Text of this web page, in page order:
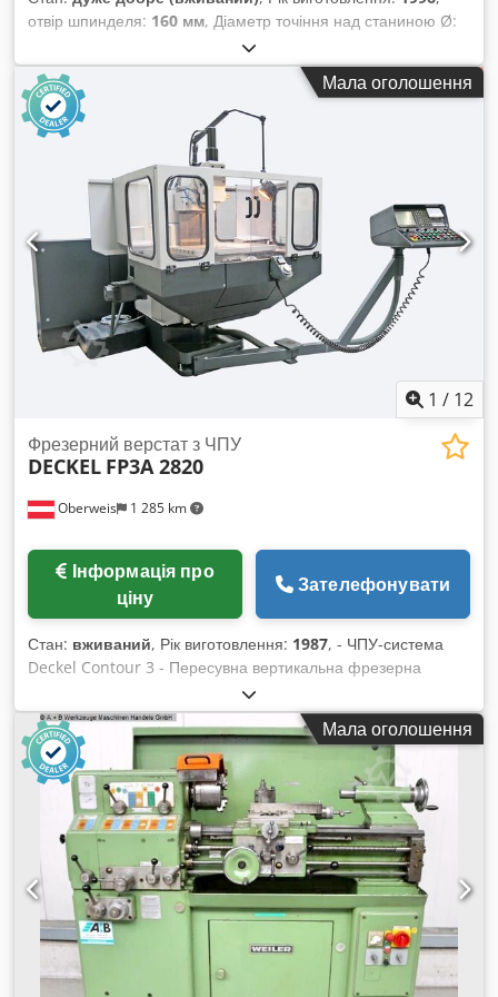
отвір шпинделя: 160 мм, Діаметр точіння над станиною Ø:
1040 мм Діаметр точіння над супортом: 710 мм Діаметр
точіння в приямку Ø: 1580 мм Довжина точіння: 3000/4500
мм Довжина приямка: 1500 мм Отвір шпинделя: 160 мм
Потужність шпинделя: 40 кВт Ширина станини: 800 мм
Конус шпинделя: 6 Mk Вага заготовки: 3500 кг Частота
обертання: 800 об/хв Dsdoxtbf Eepfx Acyokr Подача по осі
X: 10000 мм/хв Подача по осі Z: 10000 мм/хв
Мала оголошення
1 / 12
Oberweis 1 285 km
Фрезерний верстат з ЧПУ
DECKEL FP3A 2820
ціну
Зателефонувати
Стан: вживаний, Рік виготовлення: 1987, - ЧПУ-система
Deckel Contour 3 - Пересувна вертикальна фрезерна
головка з висувним шпинделем - Опорний підшипник для
довгих фрезерних оправок - Гідравлічний затискач
інструменту - Автоматична коробка перемикання обертів -
Автоматичні фіксатори по осях X/Y/Z - Автоматична
централізована система змащення - Система охолодження
- Пряме вимірювання переміщень Dkjdpju Awlzefx Acysr -
Запобіжна муфта від зіткнення по осях Z/Y - Рік випуску:
1987 Технічні характеристики Робоча зона: - Вісь X
(поздовжній хід): 485 мм - Вісь Y (поперечний хід): 385 мм -
Вісь Z (вертикальний хід): 380 мм - Хід пінолі у вертикалі: 80
мм - Вертикальна голова зміщується по шпиндельній бабці:
150 мм Головний привід: - Двигун: двошвидкісний
трифазний гальмівний двигун з реверсивною коробкою
Мала оголошення